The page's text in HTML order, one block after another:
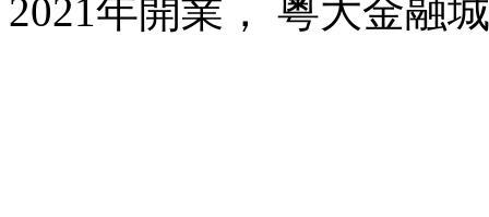
2021年開業， 粵大金